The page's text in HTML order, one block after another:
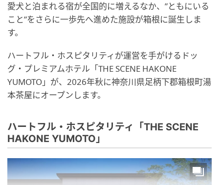
愛犬と泊まれる宿が全国的に増えるなか、”ともにいる
こと”をさらに一歩先へ進めた施設が箱根に誕生しま
す。
ハートフル・ホスピタリティが運営を手がけるドッ
グ・プレミアムホテル「THE SCENE HAKONE
YUMOTO」が、2026年秋に神奈川県足柄下郡箱根町湯
本茶屋にオープンします。
ハートフル・ホスピタリティ「THE SCENE
HAKONE YUMOTO」